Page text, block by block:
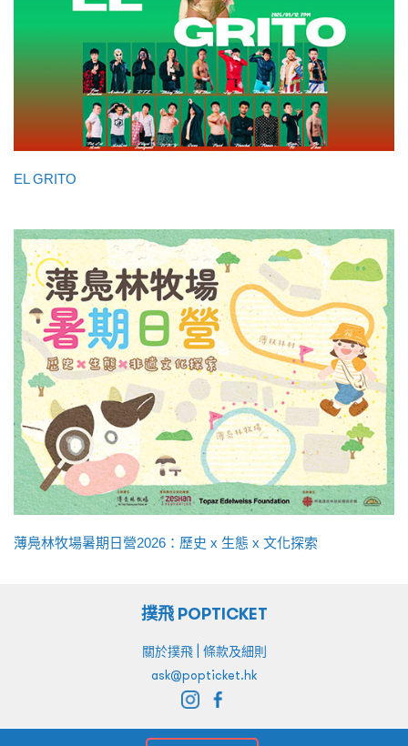
EL GRITO
薄鳧林牧場暑期日營2026：歷史 x 生態 x 文化探索
撲飛 POPTICKET
關於撲飛| 條款及細則
ask@popticket.hk